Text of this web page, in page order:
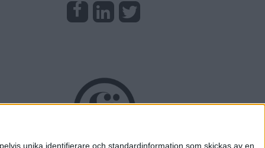
unika identifierare och standardinformation som skickas av en